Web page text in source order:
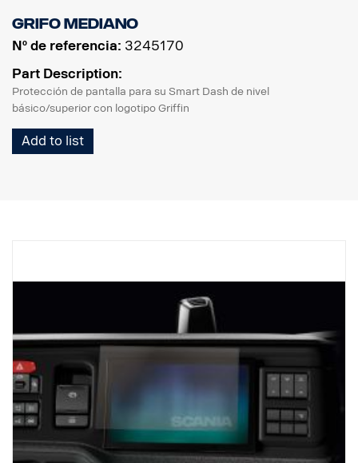
Grifo mediano
Nº de referencia: 3245170
Part Description:
Protección de pantalla para su Smart Dash de nivel
básico/superior con logotipo Griffin
Add to list